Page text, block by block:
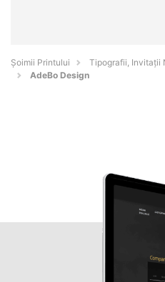
Şoimii Printului
Tipografii, Invitații
AdeBo Design